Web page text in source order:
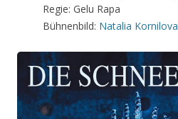
Regie: Gelu Rapa
Bühnenbild: Natalia Kornilova